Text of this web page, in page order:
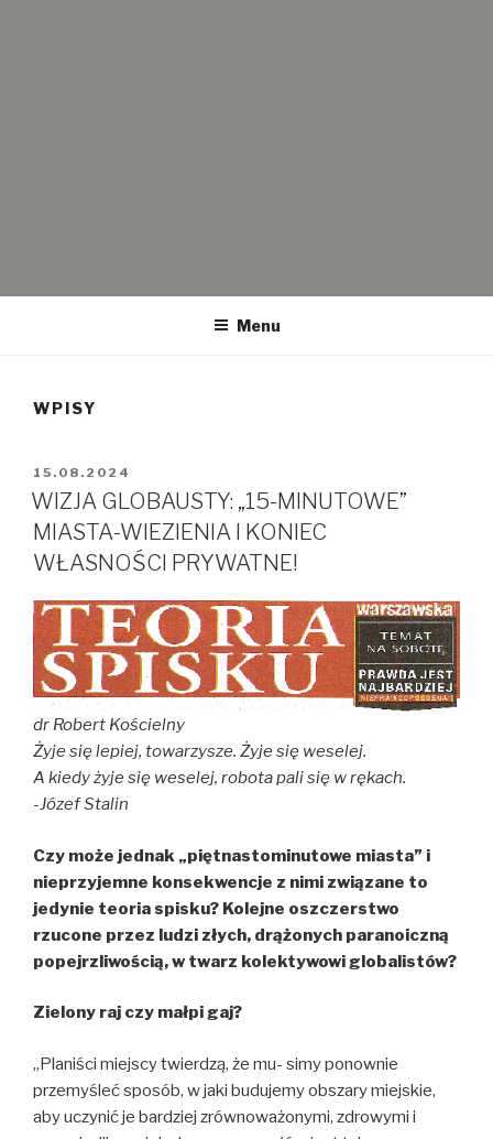
WOLNI I SOLIDARNI
Menu
WPISY
OPUBLIKOWANE
W
15.08.2024
WIZJA GLOBAUSTY: „15-MINUTOWE”
MIASTA-WIEZIENIA I KONIEC
WŁASNOŚCI PRYWATNE!
dr Robert Kościelny
Żyje się lepiej, towarzysze. Żyje się weselej.
A kiedy żyje się weselej, robota pali się w rękach.
-Józef Stalin
Czy może jednak „piętnastominutowe miasta” i
nieprzyjemne konsekwencje z nimi związane to
jedynie teoria spisku? Kolejne oszczerstwo
rzucone przez ludzi złych, drążonych paranoiczną
po­pejrzliwością, w twarz kolektywowi globalistów?
Zielony raj czy małpi gaj?
„Planiści miejscy twierdzą, że mu- simy ponownie
przemyśleć sposób, w jaki budujemy obszary miejskie,
aby uczynić je bardziej zrównoważonymi, zdrowymi i